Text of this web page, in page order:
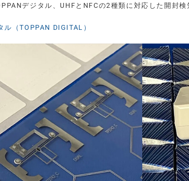
デジタル、UHFとNFCの2種類に対応した開封
ル（TOPPAN DIGITAL）